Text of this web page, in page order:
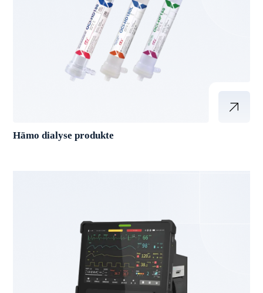
Hämo dialyse produkte